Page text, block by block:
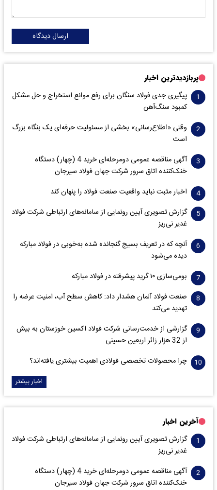
ارسال دیدگاه
پربازدیدترین اخبار
پیگیری جدی فولاد سنگان برای رفع موانع استخراج و حل مشکل
کمبود سنگ‌آهن
وقتی «اطلاع‌رسانی» بخشی از مسئولیت حرفه‌ای یک بنگاه بزرگ
است
آگهی مناقصه عمومی دومرحله‌ای خرید 4 (چهار) دستگاه
خنک‌کننده اتاق سرور شرکت جهان فولاد سیرجان
اخبار مثبت نباید واقعیت صنعت فولاد را پنهان کند
گزارش تصویری آیین رونمایی از سامانه‌های ارتباطی شرکت فولاد
غدیر نی‌ریز
آنچه که در تعریف بسیج گنجانده شده به‌خوبی در فولاد مبارکه
دیده می‌شود
بومی‌سازی ۱۰ گرید پیشرفته در فولاد مبارکه
صنعت فولاد آلمان هشدار داد: کاهش سطح آب، امنیت عرضه را
تهدید می‌کند
گزارشی از خدمت‌رسانی شرکت فولاد اکسین خوزستان به بیش
از 32 هزار زائر اربعین حسینی
چرا محصولات تخصصی فولادی اهمیت بیشتری یافته‌اند؟
اخبار بیشتر
آخرین اخبار
گزارش تصویری آیین رونمایی از سامانه‌های ارتباطی شرکت فولاد
غدیر نی‌ریز
آگهی مناقصه عمومی دومرحله‌ای خرید 4 (چهار) دستگاه
خنک‌کننده اتاق سرور شرکت جهان فولاد سیرجان